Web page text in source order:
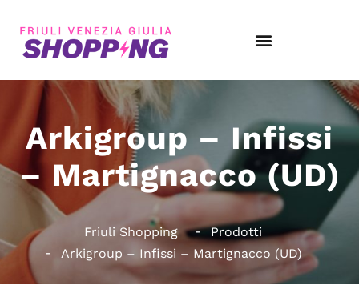
Arkigroup – Infissi
– Martignacco (UD)
Friuli Shopping
Prodotti
Arkigroup – Infissi – Martignacco (UD)